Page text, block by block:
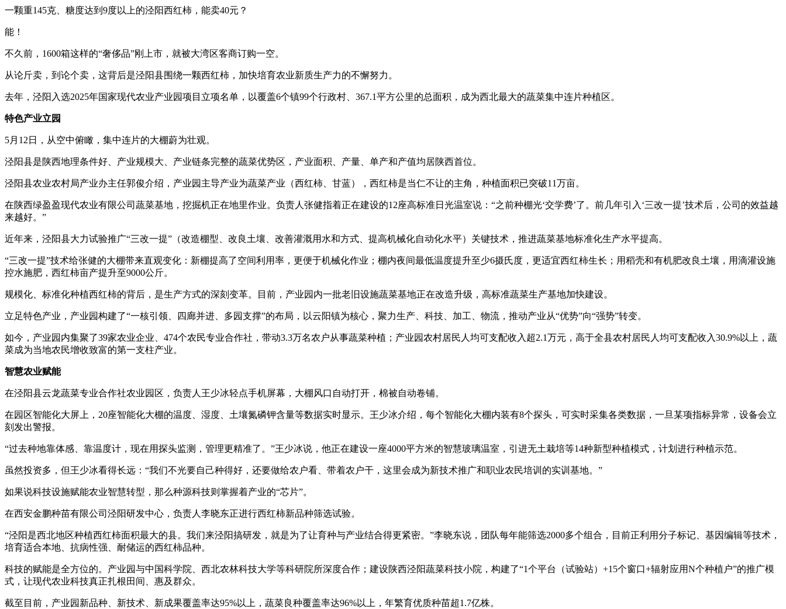
一颗重145克、糖度达到9度以上的泾阳西红柿，能卖40元？
能！
不久前，1600箱这样的“奢侈品”刚上市，就被大湾区客商订购一空。
从论斤卖，到论个卖，这背后是泾阳县围绕一颗西红柿，加快培育农业新质生产力的不懈努力。
去年，泾阳入选2025年国家现代农业产业园项目立项名单，以覆盖6个镇99个行政村、367.1平方公里的总面积，成为西北最大的蔬菜集中连片种植区。
特色产业立园
5月12日，从空中俯瞰，集中连片的大棚蔚为壮观。
泾阳县是陕西地理条件好、产业规模大、产业链条完整的蔬菜优势区，产业面积、产量、单产和产值均居陕西首位。
泾阳县农业农村局产业办主任郭俊介绍，产业园主导产业为蔬菜产业（西红柿、甘蓝），西红柿是当仁不让的主角，种植面积已突破11万亩。
在陕西绿盈盈现代农业有限公司蔬菜基地，挖掘机正在地里作业。负责人张健指着正在建设的12座高标准日光温室说：“之前种棚光‘交学费’了。前几年引入‘三改一提’技术后，公司的效益越
来越好。”
近年来，泾阳县大力试验推广“三改一提”（改造棚型、改良土壤、改善灌溉用水和方式、提高机械化自动化水平）关键技术，推进蔬菜基地标准化生产水平提高。
“三改一提”技术给张健的大棚带来直观变化：新棚提高了空间利用率，更便于机械化作业；棚内夜间最低温度提升至少6摄氏度，更适宜西红柿生长；用稻壳和有机肥改良土壤，用滴灌设施
控水施肥，西红柿亩产提升至9000公斤。
规模化、标准化种植西红柿的背后，是生产方式的深刻变革。目前，产业园内一批老旧设施蔬菜基地正在改造升级，高标准蔬菜生产基地加快建设。
立足特色产业，产业园构建了“一核引领、四廊并进、多园支撑”的布局，以云阳镇为核心，聚力生产、科技、加工、物流，推动产业从“优势”向“强势”转变。
如今，产业园内集聚了39家农业企业、474个农民专业合作社，带动3.3万名农户从事蔬菜种植；产业园农村居民人均可支配收入超2.1万元，高于全县农村居民人均可支配收入30.9%以上，蔬
菜成为当地农民增收致富的第一支柱产业。
智慧农业赋能
在泾阳县云龙蔬菜专业合作社农业园区，负责人王少冰轻点手机屏幕，大棚风口自动打开，棉被自动卷铺。
在园区智能化大屏上，20座智能化大棚的温度、湿度、土壤氮磷钾含量等数据实时显示。王少冰介绍，每个智能化大棚内装有8个探头，可实时采集各类数据，一旦某项指标异常，设备会立
刻发出警报。
“过去种地靠体感、靠温度计，现在用探头监测，管理更精准了。”王少冰说，他正在建设一座4000平方米的智慧玻璃温室，引进无土栽培等14种新型种植模式，计划进行种植示范。
虽然投资多，但王少冰看得长远：“我们不光要自己种得好，还要做给农户看、带着农户干，这里会成为新技术推广和职业农民培训的实训基地。”
如果说科技设施赋能农业智慧转型，那么种源科技则掌握着产业的“芯片”。
在西安金鹏种苗有限公司泾阳研发中心，负责人李晓东正进行西红柿新品种筛选试验。
“泾阳是西北地区种植西红柿面积最大的县。我们来泾阳搞研发，就是为了让育种与产业结合得更紧密。”李晓东说，团队每年能筛选2000多个组合，目前正利用分子标记、基因编辑等技术，
培育适合本地、抗病性强、耐储运的西红柿品种。
科技的赋能是全方位的。产业园与中国科学院、西北农林科技大学等科研院所深度合作；建设陕西泾阳蔬菜科技小院，构建了“1个平台（试验站）+15个窗口+辐射应用N个种植户”的推广模
式，让现代农业科技真正扎根田间、惠及群众。
截至目前，产业园新品种、新技术、新成果覆盖率达95%以上，蔬菜良种覆盖率达96%以上，年繁育优质种苗超1.7亿株。